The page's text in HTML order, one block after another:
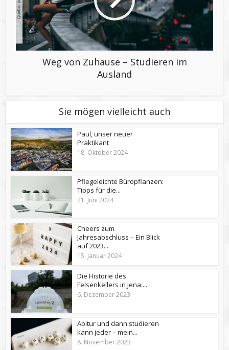
Weg von Zuhause – Studieren im
Ausland
Sie mögen vielleicht auch
Paul, unser neuer
Praktikant
18. Oktober 2024
Pflegeleichte Büropflanzen:
Tipps für die...
21. Juni 2024
Cheers zum
Jahresabschluss – Ein Blick
auf 2023...
15. Januar 2024
Die Historie des
Felsenkellers in Jena:...
6. Dezember 2023
Abitur und dann studieren
kann jeder – mein...
8. November 2023